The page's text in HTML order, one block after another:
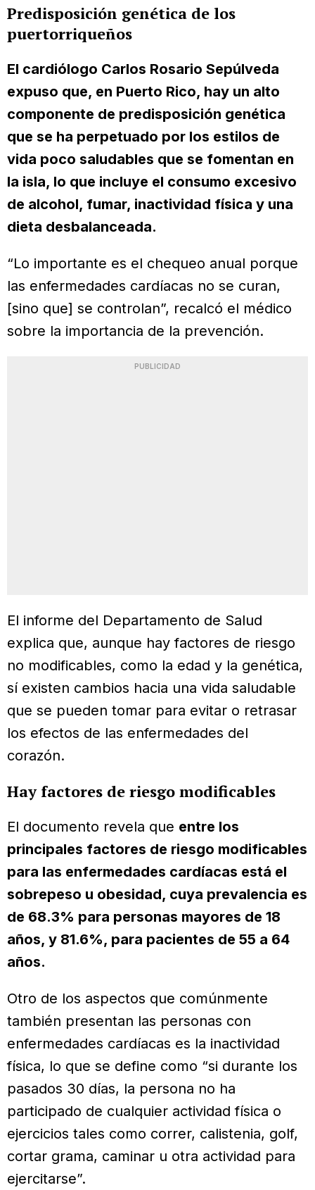
Predisposición genética de los
puertorriqueños
El cardiólogo Carlos Rosario Sepúlveda
expuso que, en Puerto Rico, hay un alto
componente de predisposición genética
que se ha perpetuado por los estilos de
vida poco saludables que se fomentan en
la isla, lo que incluye el consumo excesivo
de alcohol, fumar, inactividad física y una
dieta desbalanceada.
“Lo importante es el chequeo anual porque
las enfermedades cardíacas no se curan,
[sino que] se controlan”, recalcó el médico
sobre la importancia de la prevención.
PUBLICIDAD
El informe del Departamento de Salud
explica que, aunque hay factores de riesgo
no modificables, como la edad y la genética,
sí existen cambios hacia una vida saludable
que se pueden tomar para evitar o retrasar
los efectos de las enfermedades del
corazón.
Hay factores de riesgo modificables
El documento revela que entre los
principales factores de riesgo modificables
para las enfermedades cardíacas está el
sobrepeso u obesidad, cuya prevalencia es
de 68.3% para personas mayores de 18
años, y 81.6%, para pacientes de 55 a 64
años.
Otro de los aspectos que comúnmente
también presentan las personas con
enfermedades cardíacas es la inactividad
física, lo que se define como “si durante los
pasados 30 días, la persona no ha
participado de cualquier actividad física o
ejercicios tales como correr, calistenia, golf,
cortar grama, caminar u otra actividad para
ejercitarse”.